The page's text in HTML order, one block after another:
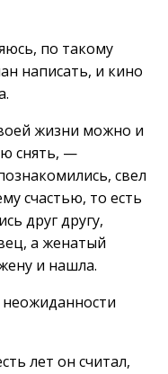
по такому
написать, и кино
жизни можно и
снять, —
свел
счастью, то есть
друг другу,
а женатый
и нашла.
лет он считал,